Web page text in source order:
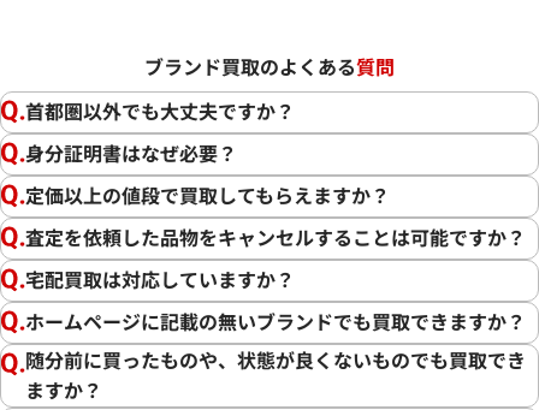
ブランド買取のよくある質問
首都圏以外でも大丈夫ですか？
身分証明書はなぜ必要？
定価以上の値段で買取してもらえますか？
査定を依頼した品物をキャンセルすることは可能ですか？
宅配買取は対応していますか？
ホームページに記載の無いブランドでも買取できますか？
随分前に買ったものや、状態が良くないものでも買取でき
ますか？